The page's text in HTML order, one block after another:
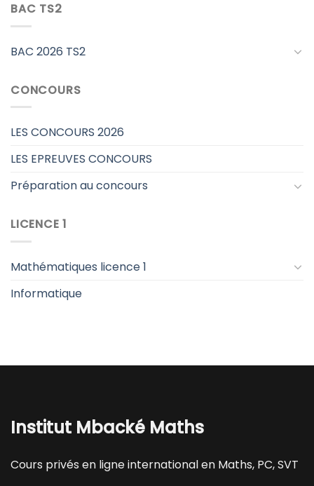
BAC TS2
BAC 2026 TS2
CONCOURS
LES CONCOURS 2026
LES EPREUVES CONCOURS
Préparation au concours
LICENCE 1
Mathématiques licence 1
Informatique
Institut Mbacké Maths
Cours privés en ligne international en Maths, PC, SVT